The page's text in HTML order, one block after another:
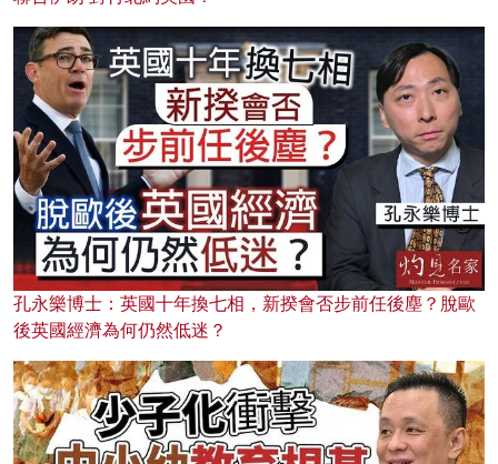
孔永樂博士：英國十年換七相，新揆會否步前任後塵？脫歐
後英國經濟為何仍然低迷？